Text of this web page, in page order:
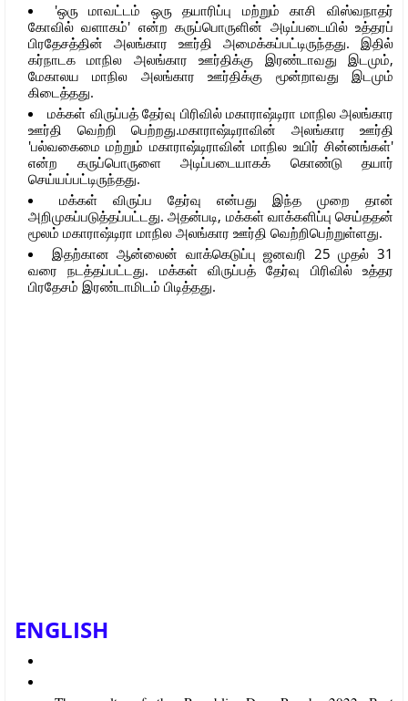
'ஒரு மாவட்டம் ஒரு தயாரிப்பு மற்றும் காசி விஸ்வநாதர்
கோவில் வளாகம்' என்ற கருப்பொருளின் அடிப்படையில் உத்தரப்
பிரதேசத்தின் அலங்கார ஊர்தி அமைக்கப்பட்டிருந்தது. இதில்
கர்நாடக மாநில அலங்கார ஊர்திக்கு இரண்டாவது இடமும்,
மேகாலய மாநில அலங்கார ஊர்திக்கு மூன்றாவது இடமும்
கிடைத்தது.
மக்கள் விருப்பத் தேர்வு பிரிவில் மகாராஷ்டிரா மாநில அலங்கார
ஊர்தி வெற்றி பெற்றது.மகாராஷ்டிராவின் அலங்கார ஊர்தி
'பல்வகைமை மற்றும் மகாராஷ்டிராவின் மாநில உயிர் சின்னங்கள்'
என்ற கருப்பொருளை அடிப்படையாகக் கொண்டு தயார்
செய்யப்பட்டிருந்தது.
மக்கள் விருப்ப தேர்வு என்பது இந்த முறை தான்
அறிமுகப்படுத்தப்பட்டது. அதன்படி, மக்கள் வாக்களிப்பு செய்ததன்
மூலம் மகாராஷ்டிரா மாநில அலங்கார ஊர்தி வெற்றிபெற்றுள்ளது.
இதற்கான ஆன்லைன் வாக்கெடுப்பு ஜனவரி 25 முதல் 31
வரை நடத்தப்பட்டது. மக்கள் விருப்பத் தேர்வு பிரிவில் உத்தர
பிரதேசம் இரண்டாமிடம் பிடித்தது.
ENGLISH